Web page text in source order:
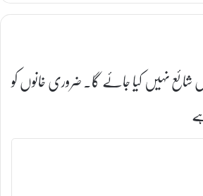
نہیں کیا جائے گا۔ضروری خانوں کو